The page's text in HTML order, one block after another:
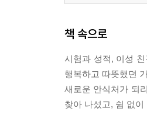
책 속으로
시험과 성적, 이성
행복하고 따뜻했던
새로운 안식처가 되
찾아 나섰고, 쉼 없